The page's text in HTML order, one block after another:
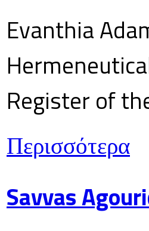
Evanthia
Register of
Περισσότερα
Savvas